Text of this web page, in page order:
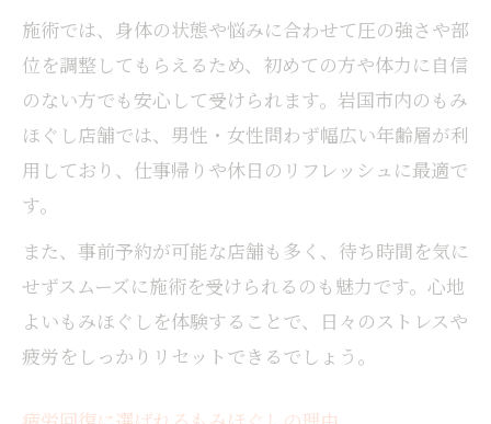
忙しい男性にもおすすめのもみほぐし法
施術では、身体の状態や悩みに合わせて圧の強さや部
位を調整してもらえるため、初めての方や体力に自信
のない方でも安心して受けられます。岩国市内のもみ
ほぐし店舗では、男性・女性問わず幅広い年齢層が利
用しており、仕事帰りや休日のリフレッシュに最適で
す。
また、事前予約が可能な店舗も多く、待ち時間を気に
せずスムーズに施術を受けられるのも魅力です。心地
よいもみほぐしを体験することで、日々のストレスや
疲労をしっかりリセットできるでしょう。